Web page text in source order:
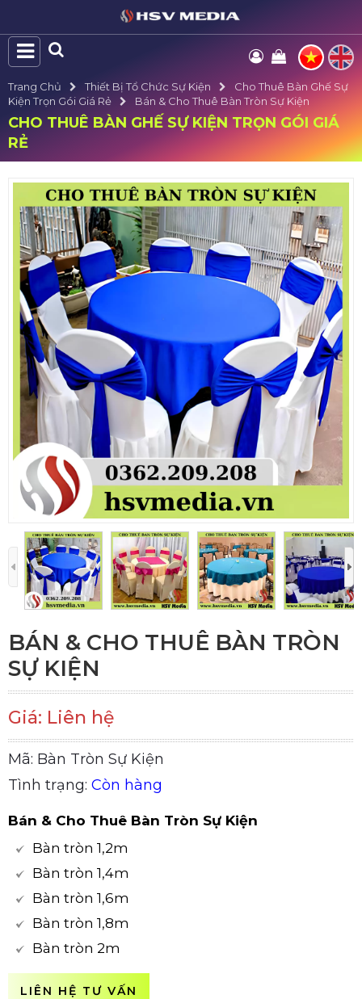
Trang Chủ Thiết Bị Tổ Chức Sự Kiện
Cho Thuê Bàn Ghế Sự
Kiện Trọn Gói Giá Rẻ
Bán & Cho Thuê Bàn Tròn Sự Kiện
CHO THUÊ BÀN GHẾ SỰ KIỆN TRỌN GÓI GIÁ
RẺ
BÁN & CHO THUÊ BÀN TRÒN
SỰ KIỆN
Giá: Liên hệ
Mã: Bàn Tròn Sự Kiện
Tình trạng: Còn hàng
Bán & Cho Thuê Bàn Tròn Sự Kiện
Bàn tròn 1,2m
Bàn tròn 1,4m
Bàn tròn 1,6m
Bàn tròn 1,8m
Bàn tròn 2m
LIÊN HỆ TƯ VẤN